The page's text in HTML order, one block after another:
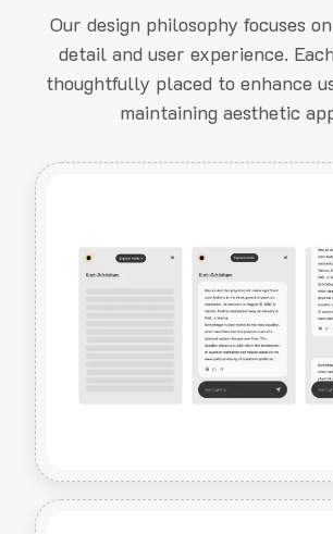
Our design philosophy focuses
detail and user experience.
thoughtfully placed to enhance
maintaining aesthetic